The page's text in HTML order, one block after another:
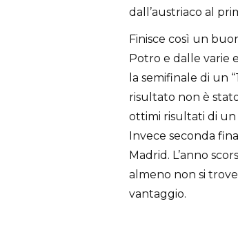
dall’austriaco al
Finisce così un
Potro e dalle varie
la semifinale di un
risultato non è
ottimi risultati di un
Invece seconda
Madrid. L’anno
almeno non si
vantaggio.